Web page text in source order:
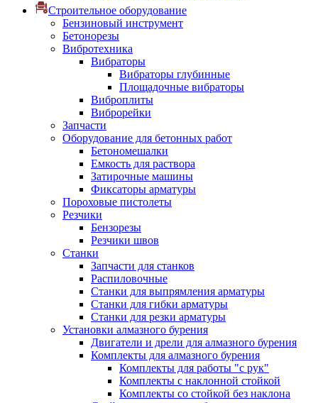
Строительное оборудование
Бензиновый инструмент
Бетонорезы
Вибротехника
Вибраторы
Вибраторы глубинные
Площадочные вибраторы
Виброплиты
Виброрейки
Запчасти
Оборудование для бетонных работ
Бетономешалки
Емкость для раствора
Затирочные машины
Фиксаторы арматуры
Пороховые пистолеты
Резчики
Бензорезы
Резчики швов
Станки
Запчасти для станков
Распиловочные
Станки для выпрямления арматуры
Станки для гибки арматуры
Станки для резки арматуры
Установки алмазного бурения
Двигатели и дрели для алмазного бурения
Комплекты для алмазного бурения
Комплекты для работы "с рук"
Комплекты с наклонной стойкой
Комплекты со стойкой без наклона